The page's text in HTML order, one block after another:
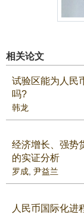
相关论文
试验区能为人民
吗?
韩龙
经济增长、强
的实证分析
罗成 尹益兰
人民币国际化进